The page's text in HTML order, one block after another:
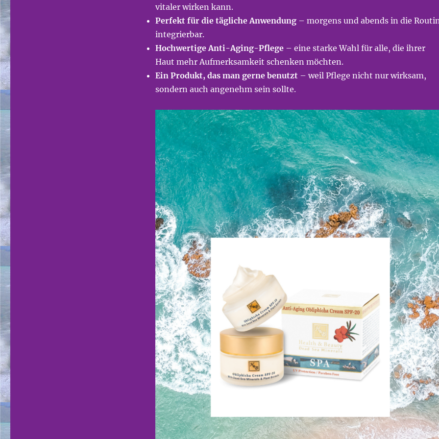
vitaler wirken kann.
Perfekt für die tägliche Anwendung– morgens und abends in die
integrierbar.
Hochwertige Anti-Aging-Pflege– eine starke Wahl für alle, die ihrer
Haut mehr Aufmerksamkeit schenken möchten.
Ein Produkt, das man gerne benutzt– weil Pflege nicht nur wirksam,
sondern auch angenehm sein sollte.